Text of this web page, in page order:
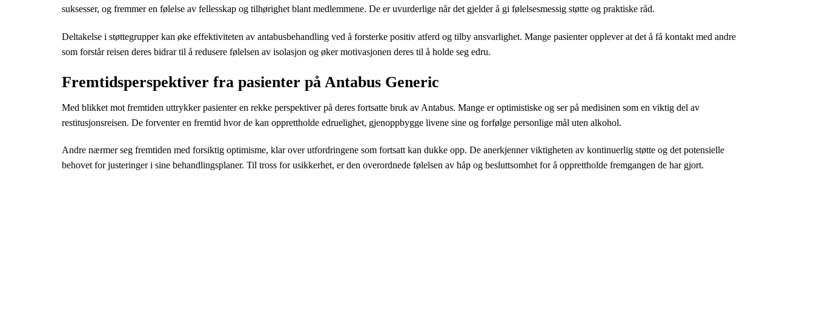
suksesser, og fremmer en følelse av fellesskap og tilhørighet blant medlemmene. De er uvurderlige når det gjelder å gi følelsesmessig støtte og praktiske råd.
Deltakelse i støttegrupper kan øke effektiviteten av antabusbehandling ved å forsterke positiv atferd og tilby ansvarlighet. Mange pasienter opplever at det å få kontakt med andre
som forstår reisen deres bidrar til å redusere følelsen av isolasjon og øker motivasjonen deres til å holde seg edru.
Fremtidsperspektiver fra pasienter på Antabus Generic
Med blikket mot fremtiden uttrykker pasienter en rekke perspektiver på deres fortsatte bruk av Antabus. Mange er optimistiske og ser på medisinen som en viktig del av
restitusjonsreisen. De forventer en fremtid hvor de kan opprettholde edruelighet, gjenoppbygge livene sine og forfølge personlige mål uten alkohol.
Andre nærmer seg fremtiden med forsiktig optimisme, klar over utfordringene som fortsatt kan dukke opp. De anerkjenner viktigheten av kontinuerlig støtte og det potensielle
behovet for justeringer i sine behandlingsplaner. Til tross for usikkerhet, er den overordnede følelsen av håp og besluttsomhet for å opprettholde fremgangen de har gjort.